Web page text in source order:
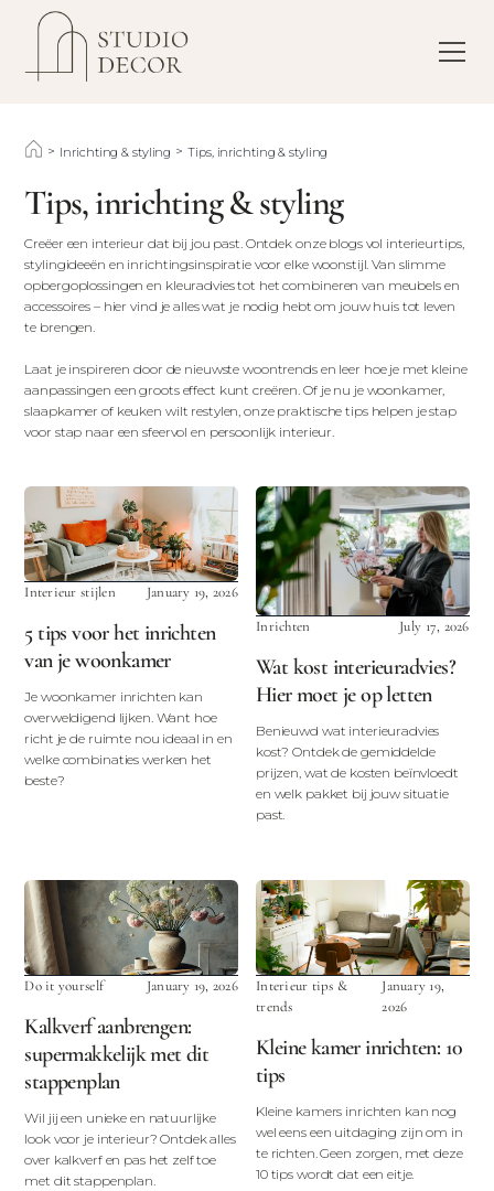
> Inrichting & styling > Tips, inrichting & styling
Tips, inrichting & styling
Creëer een interieur dat bij jou past. Ontdek onze blogs vol interieurtips,
stylingideeën en inrichtingsinspiratie voor elke woonstijl. Van slimme
opbergoplossingen en kleuradvies tot het combineren van meubels en
accessoires – hier vind je alles wat je nodig hebt om jouw huis tot leven
te brengen.
Laat je inspireren door de nieuwste woontrends en leer hoe je met kleine
aanpassingen een groots effect kunt creëren. Of je nu je woonkamer,
slaapkamer of keuken wilt restylen, onze praktische tips helpen je stap
voor stap naar een sfeervol en persoonlijk interieur.
Interieur stijlen January 19, 2026
5 tips voor het inrichten
van je woonkamer
Je woonkamer inrichten kan
overweldigend lijken. Want hoe
richt je de ruimte nou ideaal in en
welke combinaties werken het
beste?
Inrichten July 17, 2026
Wat kost interieuradvies?
Hier moet je op letten
Benieuwd wat interieuradvies
kost? Ontdek de gemiddelde
prijzen, wat de kosten beïnvloedt
en welk pakket bij jouw situatie
past.
Do it yourself January 19, 2026
Kalkverf aanbrengen:
supermakkelijk met dit
stappenplan
Wil jij een unieke en natuurlijke
look voor je interieur? Ontdek alles
over kalkverf en pas het zelf toe
met dit stappenplan.
Interieur tips &
trends
January 19,
2026
Kleine kamer inrichten: 10
tips
Kleine kamers inrichten kan nog
wel eens een uitdaging zijn om in
te richten. Geen zorgen, met deze
10 tips wordt dat een eitje.